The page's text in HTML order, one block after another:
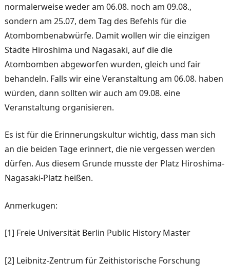
normalerweise weder am 06.08. noch am 09.08.,
sondern am 25.07, dem Tag des Befehls für die
Atombombenabwürfe. Damit wollen wir die einzigen
Städte Hiroshima und Nagasaki, auf die die
Atombomben abgeworfen wurden, gleich und fair
behandeln. Falls wir eine Veranstaltung am 06.08. haben
würden, dann sollten wir auch am 09.08. eine
Veranstaltung organisieren.
Es ist für die Erinnerungskultur wichtig, dass man sich
an die beiden Tage erinnert, die nie vergessen werden
dürfen. Aus diesem Grunde musste der Platz Hiroshima-
Nagasaki-Platz heißen.
Anmerkugen:
[1] Freie Universität Berlin Public History Master
[2] Leibnitz-Zentrum für Zeithistorische Forschung